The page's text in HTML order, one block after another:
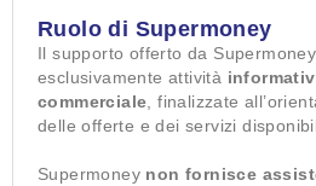
Ruolo di Supermoney
Il supporto offerto da
esclusivamente attività
commerciale , finalizzate
delle offerte e dei servizi
Supermoney non fornisce